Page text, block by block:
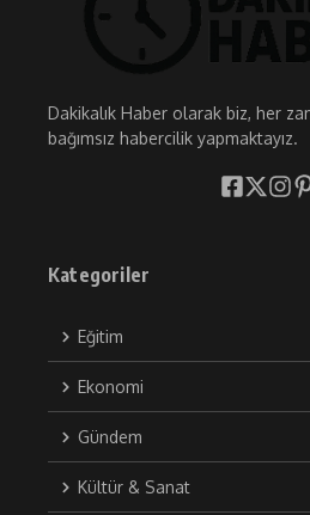
Dakikalık Haber olarak biz, her
bağımsız habercilik yapmaktayız.
Kategoriler
Eğitim
Ekonomi
Gündem
Kültür & Sanat